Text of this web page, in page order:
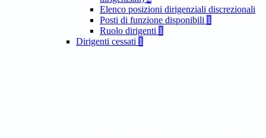
Elenco posizioni dirigenziali discrezionali
Posti di funzione disponibili 1
Ruolo dirigenti 1
Dirigenti cessati 1